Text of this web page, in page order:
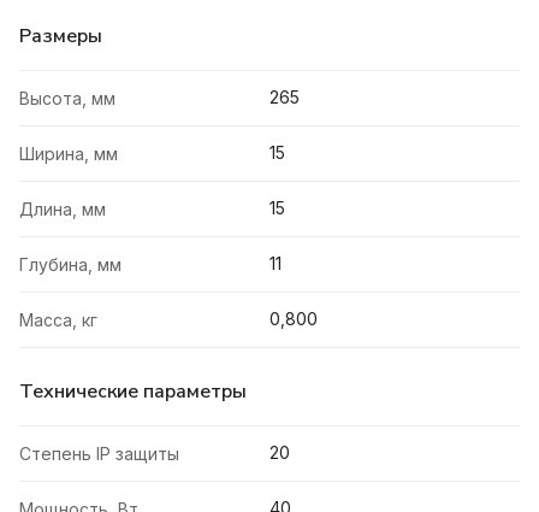
Размеры
Высота, мм 265
Ширина, мм 15
Длина, мм 15
Глубина, мм 11
Масса, кг 0,800
Технические параметры
Степень IP защиты 20